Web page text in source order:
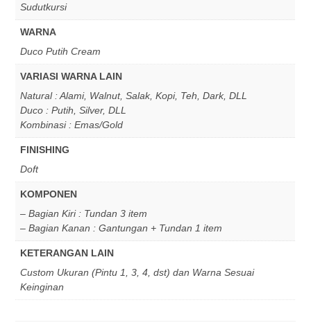
Sudutkursi
WARNA
Duco Putih Cream
VARIASI WARNA LAIN
Natural : Alami, Walnut, Salak, Kopi, Teh, Dark, DLL
Duco : Putih, Silver, DLL
Kombinasi : Emas/Gold
FINISHING
Doft
KOMPONEN
– Bagian Kiri : Tundan 3 item
– Bagian Kanan : Gantungan + Tundan 1 item
KETERANGAN LAIN
Custom Ukuran (Pintu 1, 3, 4, dst) dan Warna Sesuai
Keinginan